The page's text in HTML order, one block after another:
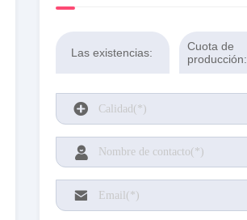
Las existencias:
Cuota de
producción: